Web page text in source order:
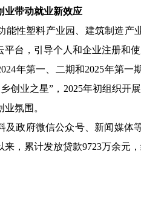
业带动就业新效应
能性塑料产业园、建筑制造产
平台，引导个人和企业注册和
年第一、二期和2025年第
创业之星”，2025年初组织开
氛围。
及政府微信公众号、新闻媒体
来，累计发放贷款9723万余元